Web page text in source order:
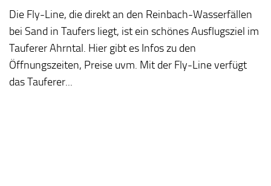
Die Fly-Line, die direkt an den Reinbach-Wasserfällen
bei Sand in Taufers liegt, ist ein schönes Ausflugsziel im
Tauferer Ahrntal. Hier gibt es Infos zu den
Öffnungszeiten, Preise uvm. Mit der Fly-Line verfügt
das Tauferer...